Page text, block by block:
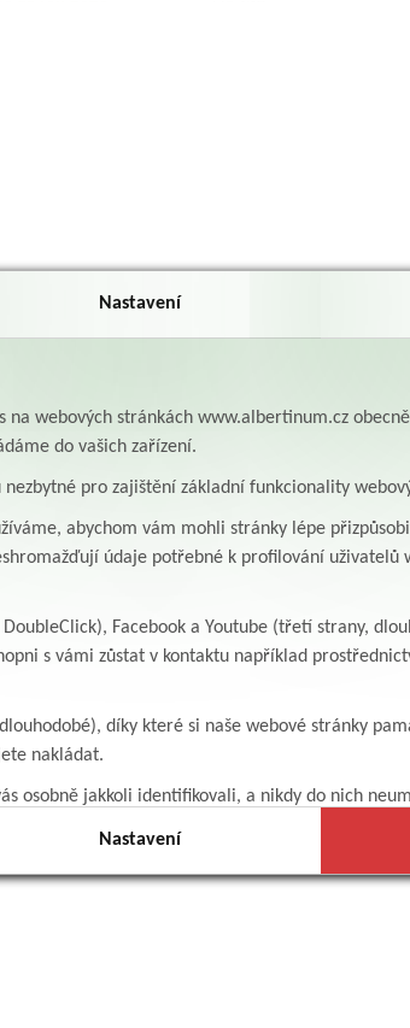
Nastavení
na webových stránkách www.albertinum.cz
do vašich zařízení.
pro zajištění základní funkcionality
abychom vám mohli stránky lépe
údaje potřebné k profilování uživatelů
Facebook a Youtube (třetí strany,
s vámi zůstat v kontaktu například
díky které si naše webové stránky
nakládat.
osobně jakkoli identifikovali, a nikdy do nich
Nastavení